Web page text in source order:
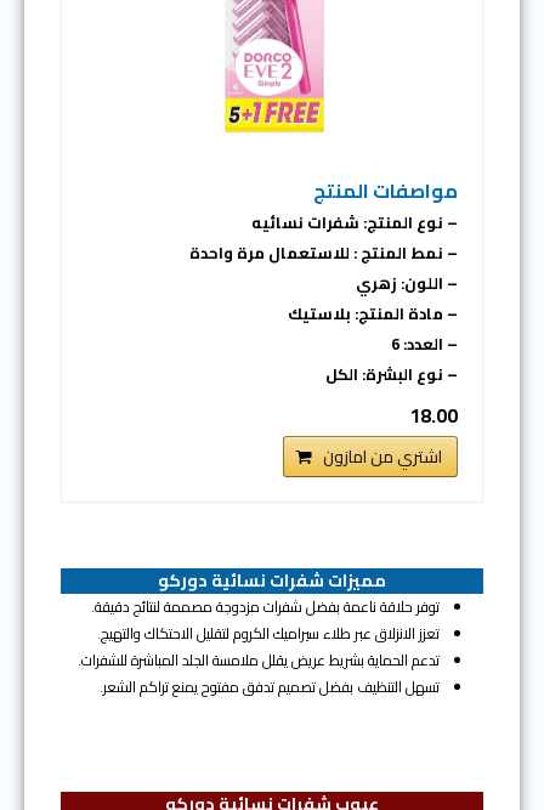
مواصفات المنتج
– نوع المنتج: شفرات نسائيه
– نمط المنتج : للاستعمال مرة واحدة
– اللون: زهري
– مادة المنتج: بلاستيك
– العدد: 6
– نوع البشرة: الكل
18.00
اشتري من امازون
مميزات شفرات نسائية دوركو
توفر حلاقة ناعمة بفضل شفرات مزدوجة مصممة لنتائج دقيقة.
تعزز الانزلاق عبر طلاء سيراميك الكروم لتقليل الاحتكاك والتهيج.
تدعم الحماية بشريط عريض يقلل ملامسة الجلد المباشرة للشفرات.
تسهل التنظيف بفضل تصميم تدفق مفتوح يمنع تراكم الشعر.
عيوب شفرات نسائية دوركو